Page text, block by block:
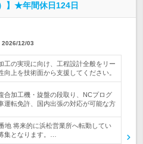
】★年間休日124日
2026/12/03
工の実現に向け、工程設計全般をリー
向上を技術面から支援してください。
合加工機・旋盤の段取り、NCプログ
運転免許、国内出張の対応が可能な方
地 将来的に浜松営業所へ転勤してい
集となります。…